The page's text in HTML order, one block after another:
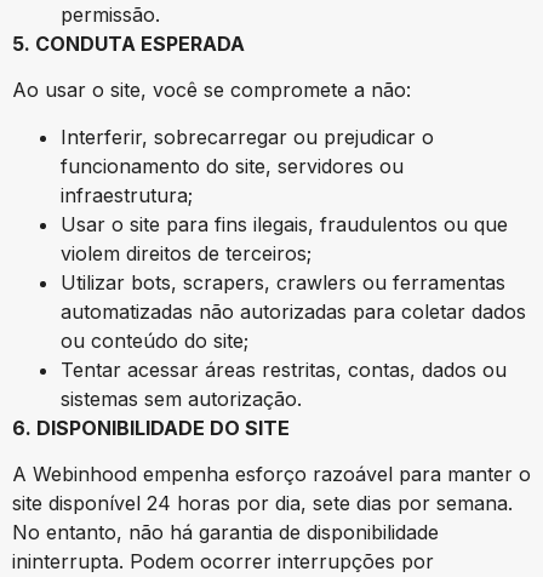
permissão.
5. CONDUTA ESPERADA
Ao usar o site, você se compromete a não:
Interferir, sobrecarregar ou prejudicar o
funcionamento do site, servidores ou
infraestrutura;
Usar o site para fins ilegais, fraudulentos ou que
violem direitos de terceiros;
Utilizar bots, scrapers, crawlers ou ferramentas
automatizadas não autorizadas para coletar dados
ou conteúdo do site;
Tentar acessar áreas restritas, contas, dados ou
sistemas sem autorização.
6. DISPONIBILIDADE DO SITE
A Webinhood empenha esforço razoável para manter o
site disponível 24 horas por dia, sete dias por semana.
No entanto, não há garantia de disponibilidade
ininterrupta. Podem ocorrer interrupções por